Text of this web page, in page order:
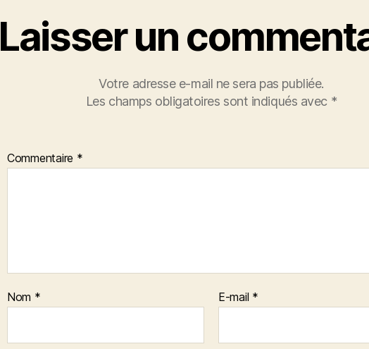
Laisser un
Votre adresse e-mail ne sera pas publiée.
Les champs obligatoires sont indiqués avec *
Commentaire *
Nom * E-mail *